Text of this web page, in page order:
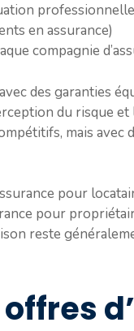
en assurance)
compagnie
des garanties
du risque et
mais avec
pour
pour
reste